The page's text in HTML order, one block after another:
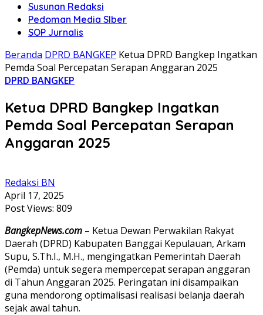
Susunan Redaksi
Pedoman Media SIber
SOP Jurnalis
Beranda DPRD BANGKEP Ketua DPRD Bangkep Ingatkan
Pemda Soal Percepatan Serapan Anggaran 2025
DPRD BANGKEP
Ketua DPRD Bangkep Ingatkan
Pemda Soal Percepatan Serapan
Anggaran 2025
Redaksi BN
April 17, 2025
Post Views: 809
BangkepNews.com – Ketua Dewan Perwakilan Rakyat
Daerah (DPRD) Kabupaten Banggai Kepulauan, Arkam
Supu, S.Th.I., M.H., mengingatkan Pemerintah Daerah
(Pemda) untuk segera mempercepat serapan anggaran
di Tahun Anggaran 2025. Peringatan ini disampaikan
guna mendorong optimalisasi realisasi belanja daerah
sejak awal tahun.